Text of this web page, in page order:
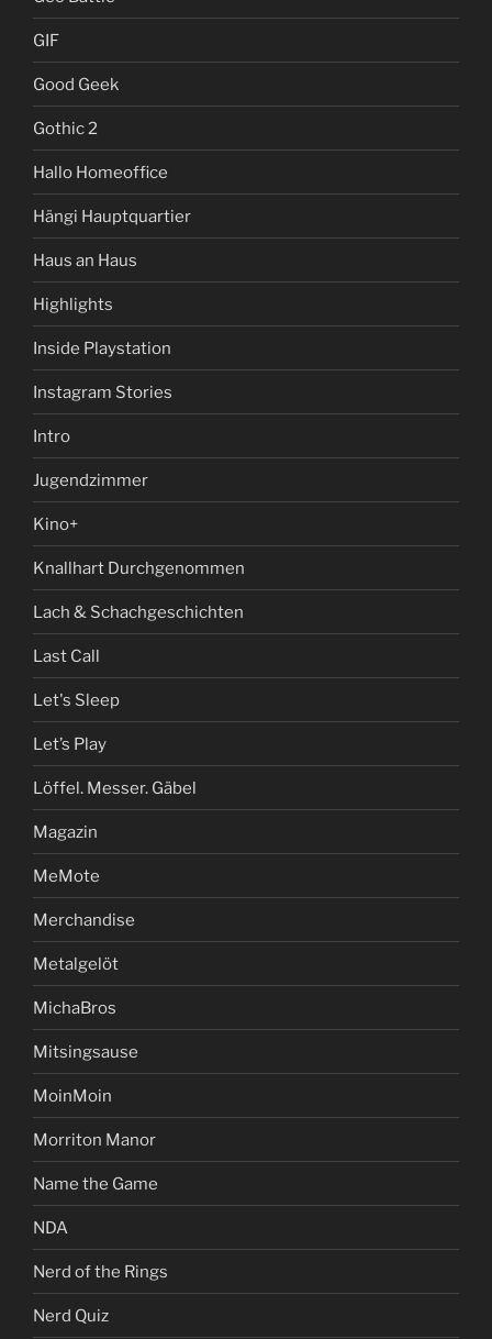
GIF
Good Geek
Gothic 2
Hallo Homeoffice
Hängi Hauptquartier
Haus an Haus
Highlights
Inside Playstation
Instagram Stories
Intro
Jugendzimmer
Kino+
Knallhart Durchgenommen
Lach & Schachgeschichten
Last Call
Let's Sleep
Let’s Play
Löffel. Messer. Gäbel
Magazin
MeMote
Merchandise
Metalgelöt
MichaBros
Mitsingsause
MoinMoin
Morriton Manor
Name the Game
NDA
Nerd of the Rings
Nerd Quiz